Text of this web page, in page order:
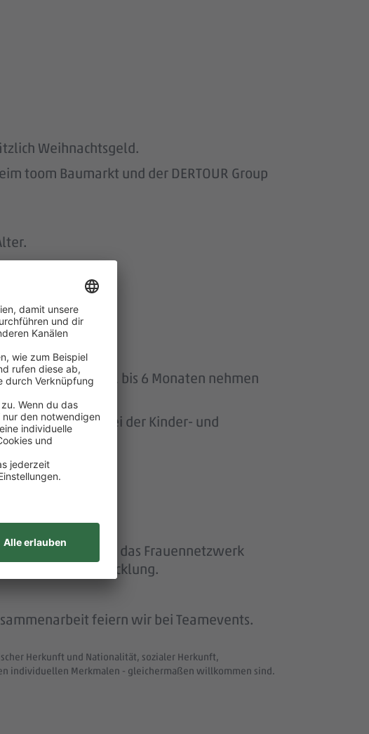
Weihnachtsgeld.
toom Baumarkt und der DERTOUR Group
wir.
eine Auszeit von 1 bis 6 Monaten nehmen
bei der Kinder- und
together“ und das Frauennetzwerk
Weiterentwicklung.
feiern wir bei Teamevents.
Herkunft und Nationalität, sozialer Herkunft,
individuellen Merkmalen - gleichermaßen willkommen sind.